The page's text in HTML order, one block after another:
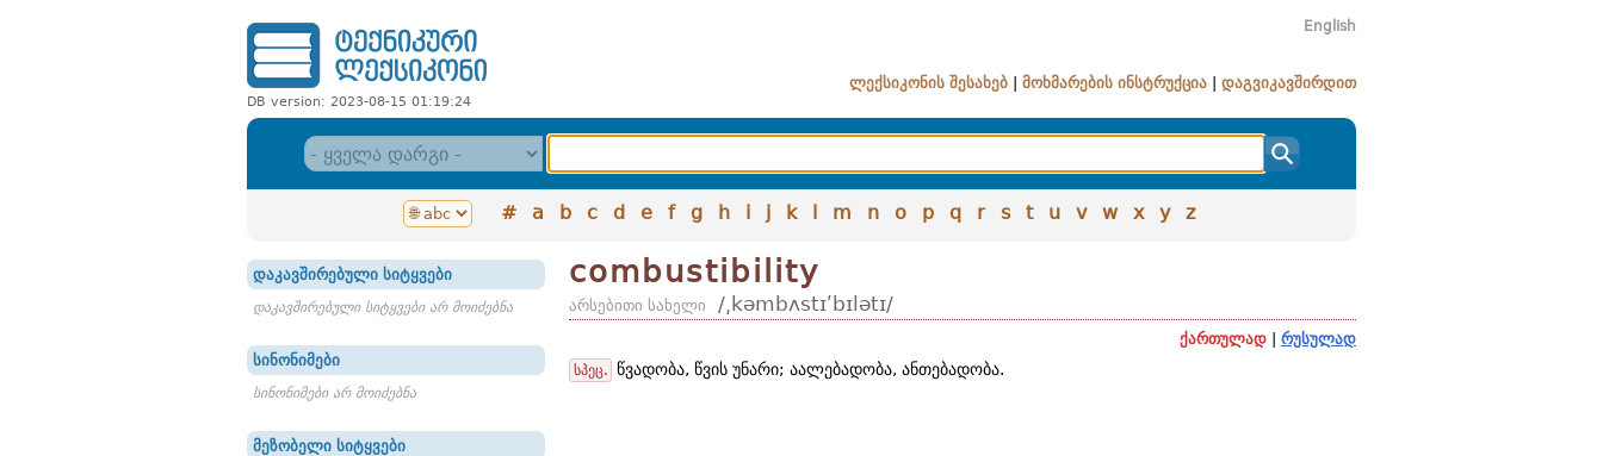
DB version: 2023-08-15 01:19:24
English
ლექსიკონის შესახებ მოხმარების ინსტრუქცია დაგვიკავშირდით
# a b c d e f g h i j k l m n o p q r s t u v w x y z
დაკავშირებული სიტყვები
დაკავშირებული სიტყვები არ მოიძებნა
სინონიმები
სინონიმები არ მოიძებნა
მეზობელი სიტყვები
combustibility
არსებითი სახელი /͵kəmbʌstɪʹbɪlətɪ/
ქართულად რუსულად
სპეც. წვადობა, წვის უნარი; აალებადობა, ანთებადობა.